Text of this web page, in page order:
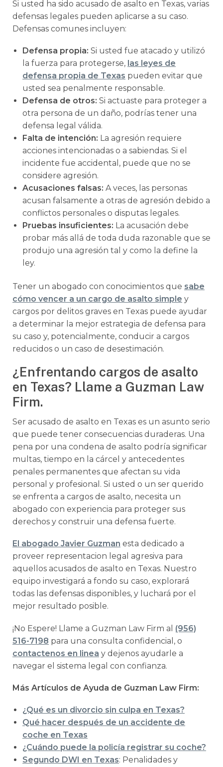
Si usted ha sido acusado de asalto en Texas, varias
defensas legales pueden aplicarse a su caso.
Defensas comunes incluyen:
Defensa propia: Si usted fue atacado y utilizó
la fuerza para protegerse, las leyes de
defensa propia de Texas pueden evitar que
usted sea penalmente responsable.
Defensa de otros: Si actuaste para proteger a
otra persona de un daño, podrías tener una
defensa legal válida.
Falta de intención: La agresión requiere
acciones intencionadas o a sabiendas. Si el
incidente fue accidental, puede que no se
considere agresión.
Acusaciones falsas: A veces, las personas
acusan falsamente a otras de agresión debido a
conflictos personales o disputas legales.
Pruebas insuficientes: La acusación debe
probar más allá de toda duda razonable que se
produjo una agresión tal y como la define la
ley.
Tener un abogado con conocimientos que sabe
cómo vencer a un cargo de asalto simple y
cargos por delitos graves en Texas puede ayudar
a determinar la mejor estrategia de defensa para
su caso y, potencialmente, conducir a cargos
reducidos o un caso de desestimación.
¿Enfrentando cargos de asalto
en Texas? Llame a Guzman Law
Firm.
Ser acusado de asalto en Texas es un asunto serio
que puede tener consecuencias duraderas. Una
pena por una condena de asalto podría significar
multas, tiempo en la cárcel y antecedentes
penales permanentes que afectan su vida
personal y profesional. Si usted o un ser querido
se enfrenta a cargos de asalto, necesita un
abogado con experiencia para proteger sus
derechos y construir una defensa fuerte.
El abogado Javier Guzman esta dedicado a
proveer representacion legal agresiva para
aquellos acusados de asalto en Texas. Nuestro
equipo investigará a fondo su caso, explorará
todas las defensas disponibles, y luchará por el
mejor resultado posible.
¡No Espere! Llame a Guzman Law Firm al (956)
516-7198 para una consulta confidencial, o
contactenos en linea y dejenos ayudarle a
navegar el sistema legal con confianza.
Más Artículos de Ayuda de Guzman Law Firm:
¿Qué es un divorcio sin culpa en Texas?
Qué hacer después de un accidente de
coche en Texas
¿Cuándo puede la policía registrar su coche?
Segundo DWI en Texas: Penalidades y